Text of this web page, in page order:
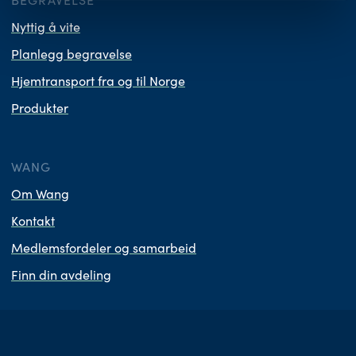
Nyttig å vite
Planlegg begravelse
Hjemtransport fra og til Norge
Produkter
WANG
Om Wang
Kontakt
Medlemsfordeler og samarbeid
Finn din avdeling